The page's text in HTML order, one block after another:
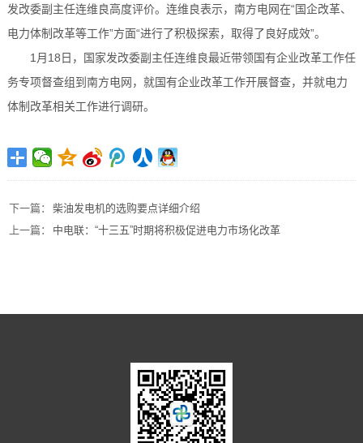
发改委副主任连维良高度评价。连维良表示，南方电网在“国企改革、
电力体制改革等工作”方面“进行了积极探索，取得了良好成效”。
1月18日，国家发改委副主任连维良最近带领国有企业改革工作任
务专项督查组到南方电网，就国有企业改革工作开展督查，并就电力
体制改革相关工作进行调研。
下一篇：
柴油发电机的选购要点详细介绍
上一篇：
中电联：“十三五”时期将积极促进电力市场化改革